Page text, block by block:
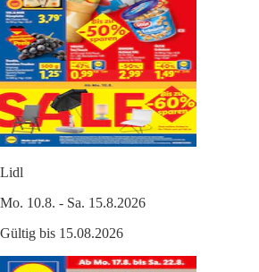
Lidl
Mo. 10.8. - Sa. 15.8.2026
Gültig bis 15.08.2026